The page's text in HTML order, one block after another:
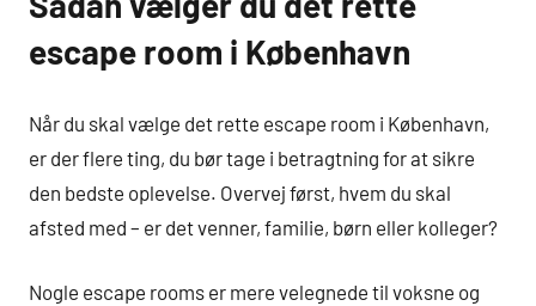
escape room i København
Når du skal vælge det rette escape room i København,
er der flere ting, du bør tage i betragtning for at sikre
den bedste oplevelse. Overvej først, hvem du skal
afsted med – er det venner, familie, børn eller kolleger?
Nogle escape rooms er mere velegnede til voksne og